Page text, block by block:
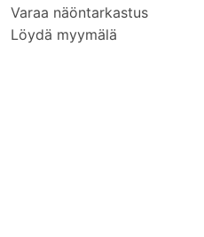
Varaa näöntarkastus
Löydä myymälä